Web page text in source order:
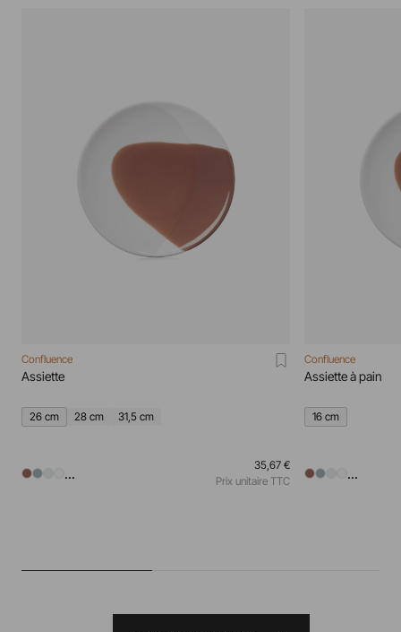
Confluence
Assiette
26 cm 28 cm 31,5 cm
...
35,67 €
Prix unitaire TTC
Confluence
Assiette à pain
16 cm
...